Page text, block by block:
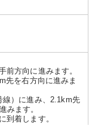
前方向に進みます。
先を右方向に進みま
線）に進み、2.1km先
みます。
到着します。